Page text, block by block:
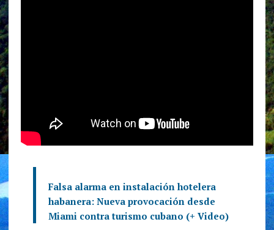
Falsa alarma en instalación hotelera
habanera: Nueva provocación desde
Miami contra turismo cubano (+ Video)